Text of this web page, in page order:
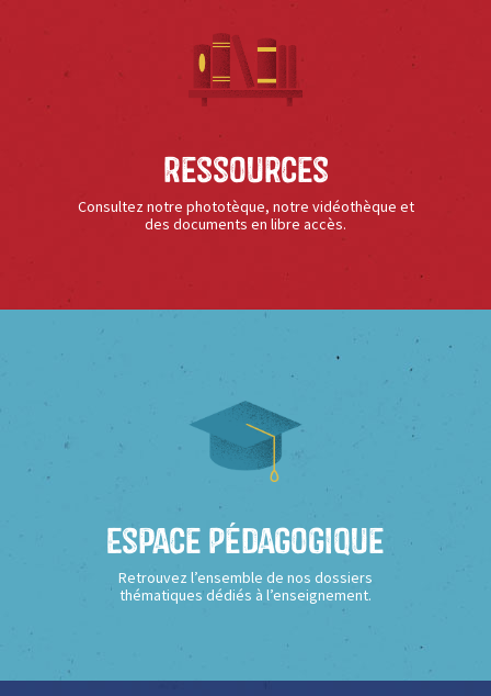
Ressources
Consultez notre phototèque, notre vidéothèque et
des documents en libre accès.
Espace Pédagogique
Retrouvez l’ensemble de nos dossiers
thématiques dédiés à l’enseignement.